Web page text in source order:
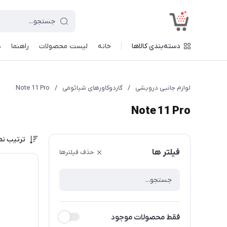
دسته‌بندی کالاها خانه لیست محصولات راهنما
لوازم جانبی درویشی / گاردوکاورهای شیائومی /
Note 11 Pro
Note 11 Pro
فیلتر ها حذف فیلترها
فقط محصولات موجود
ترتیب